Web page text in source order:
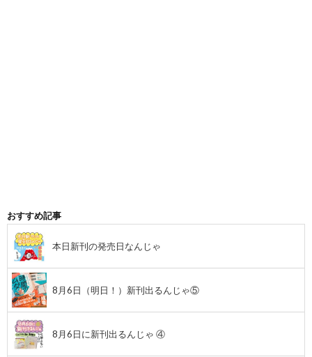
おすすめ記事
本日新刊の発売日なんじゃ
8月6日（明日！）新刊出るんじゃ⑤
8月6日に新刊出るんじゃ ④